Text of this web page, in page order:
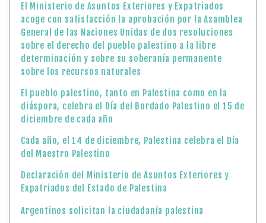
El Ministerio de Asuntos Exteriores y Expatriados
acoge con satisfacción la aprobación por la Asamblea
General de las Naciones Unidas de dos resoluciones
sobre el derecho del pueblo palestino a la libre
determinación y sobre su soberanía permanente
sobre los recursos naturales
El pueblo palestino, tanto en Palestina como en la
diáspora, celebra el Día del Bordado Palestino el 15 de
diciembre de cada año
Cada año, el 14 de diciembre, Palestina celebra el Día
del Maestro Palestino
Declaración del Ministerio de Asuntos Exteriores y
Expatriados del Estado de Palestina
Argentinos solicitan la ciudadanía palestina